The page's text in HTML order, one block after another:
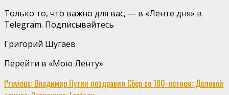
Только то, что важно для вас, — в «Ленте дня» в
Telegram. Подписывайтесь
Григорий Шугаев
Перейти в «Мою Ленту»
Continue
Previous: Владимир Путин поздравил Сбер со 180-летием: Деловой